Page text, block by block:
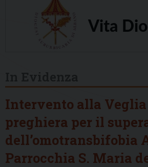
Intervento alla
preghiera per il
dell’omotransbifobia
Parrocchia S. Maria